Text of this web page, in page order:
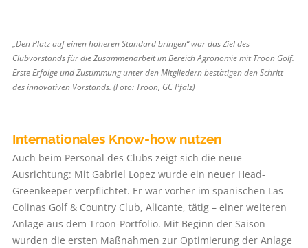
„Den Platz auf einen höheren Standard bringen“ war das Ziel des
Clubvorstands für die Zusammenarbeit im Bereich Agronomie mit Troon Golf.
Erste Erfolge und Zustimmung unter den Mitgliedern bestätigen den Schritt
des innovativen Vorstands. (Foto: Troon, GC Pfalz)
Internationales Know-how nutzen
Auch beim Personal des Clubs zeigt sich die neue
Ausrichtung: Mit Gabriel Lopez wurde ein neuer Head-
Greenkeeper verpflichtet. Er war vorher im spanischen Las
Colinas Golf & Country Club, Alicante, tätig – einer weiteren
Anlage aus dem Troon-Portfolio. Mit Beginn der Saison
wurden die ersten Maßnahmen zur Optimierung der Anlage